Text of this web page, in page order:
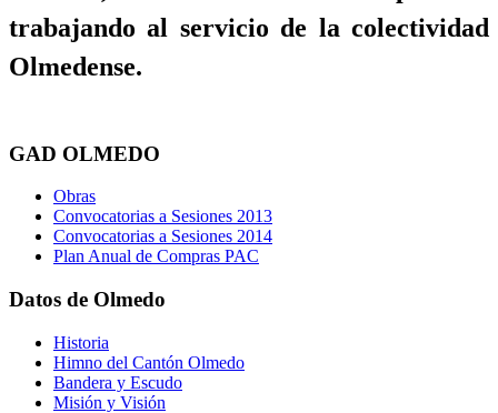
trabajando al servicio de la colectividad
Olmedense.
GAD OLMEDO
Obras
Convocatorias a Sesiones 2013
Convocatorias a Sesiones 2014
Plan Anual de Compras PAC
Datos de Olmedo
Historia
Himno del Cantón Olmedo
Bandera y Escudo
Misión y Visión